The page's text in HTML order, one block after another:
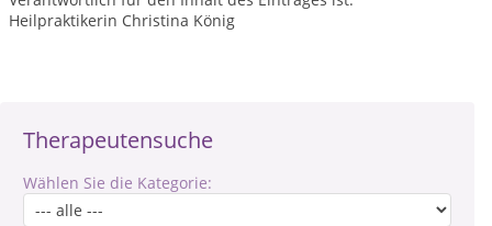
Therapeutensuche
Wählen Sie die Kategorie:
Heilpraktikerin Christina König